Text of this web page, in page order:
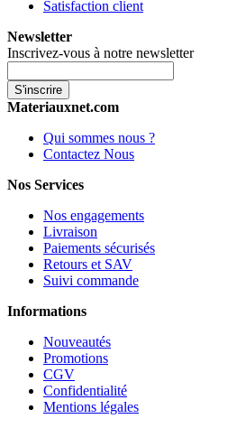
Satisfaction client
Newsletter
Inscrivez-vous à notre newsletter
S'inscrire
Materiauxnet.com
Qui sommes nous ?
Contactez Nous
Nos Services
Nos engagements
Livraison
Paiements sécurisés
Retours et SAV
Suivi commande
Informations
Nouveautés
Promotions
CGV
Confidentialité
Mentions légales